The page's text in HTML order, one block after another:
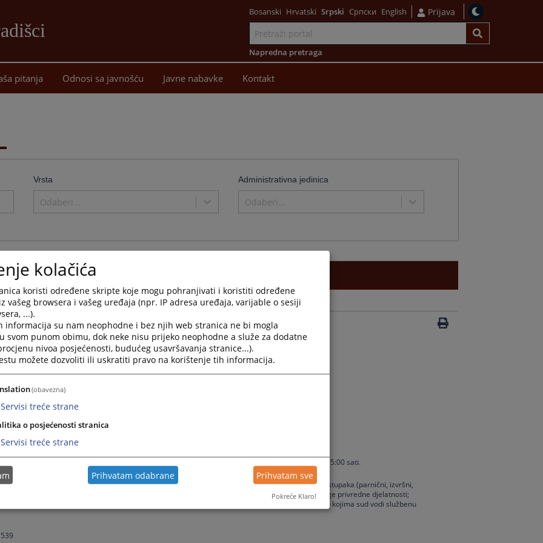
sadržaj
Bosanski Hrvatski Srpski Српски English Prijava
Napredna pretraga
pitanja Odnosi sa javnošću Javne nabavke Kontakt
Vrsta
Odaberi...
Administrativna jedinica
Odaberi...
u Srpcu: Danka Mitrova br. 4, 78420 Srbac
od 8,00 do 10 časova. Sve potvrde se izdaju svakim radnim danom u vremenu od 07:00 do 15:00 sati.
Uvjerenje o nevođenju prekršajnog postupka; Uvjerenja o vođenju ili nevođenju sudskih postupaka (parnični, izvršni,
kazni i prekršajne evidencije; Uvjerenje o neizricanju zabrane obavljanja trgovačke ili druge privredne djelatnosti;
u inostranstvu; CMS - potvrda prijema dokumenta u svim sudskim postupcima; Sve potvrde o kojima sud vodi službenu
kolačića
koristi određene skripte koje mogu pohranjivati i koristiti određene
vašeg browsera i vašeg uređaja (npr. IP adresa uređaja, varijable o sesiji
...).
informacija su nam neophodne i bez njih web stranica ne bi mogla
svom punom obimu, dok neke nisu prijeko neophodne a služe za dodatne
nivoa posjećenosti, budućeg usavršavanja stranice...).
možete dozvoliti ili uskratiti pravo na korištenje tih informacija.
(obavezna)
Servisi treće strane
o posjećenosti stranica
Servisi treće strane
Prihvatam odabrane Prihvatam sve
Pokreće Klaro!